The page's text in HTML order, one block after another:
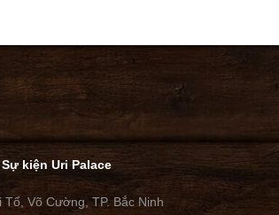
kiện Uri Palace
Tổ, Võ Cường, TP. Bắc Ninh